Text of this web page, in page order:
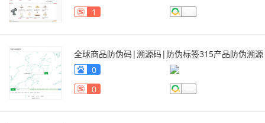
www.mingdengyun.com/
1
全球商品防伪码|溯源码|防伪标签315产品防伪溯源
查询中心315.qiyeku.cn
315.qiyeku.cn
0
0